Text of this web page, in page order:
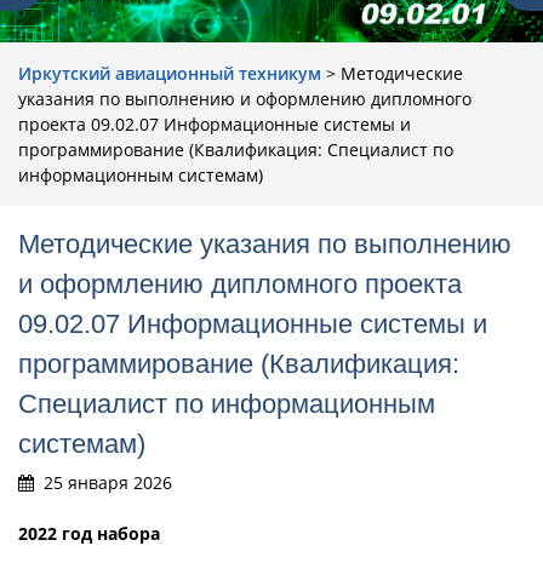
Иркутский авиационный техникум > Методические
указания по выполнению и оформлению дипломного
проекта 09.02.07 Информационные системы и
программирование (Квалификация: Специалист по
информационным системам)
Методические указания по выполнению
и оформлению дипломного проекта
09.02.07 Информационные системы и
программирование (Квалификация:
Специалист по информационным
системам)
25 января 2026
2022 год набора